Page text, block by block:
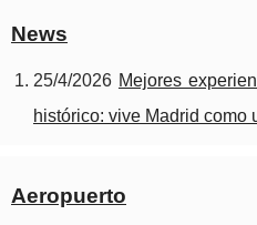
News
25/4/2026 Mejores
histórico: vive Madrid como
Aeropuerto